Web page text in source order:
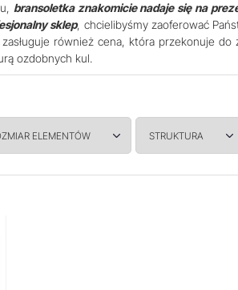
bransoletka znakomicie nadaje się na
sklep, chcielibyśmy zaoferować
również cena, która przekonuje do
ozdobnych kul.
ELEMENTÓW STRUKTURA